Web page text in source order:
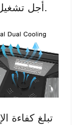
أجل تشغيل موثوق به على المدى الطويل.